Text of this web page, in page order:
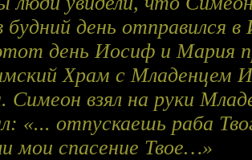
день отправился в
день Иосиф и Мария
Храм с Младенцем
Симеон взял на руки
«... отпускаешь раба
мои спасение Твое…»